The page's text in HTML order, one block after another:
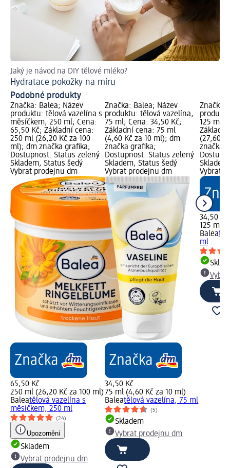
Jaký je návod na DIY tělové mléko?
Hydratace pokožky na míru
Podobné produkty
Značka: Balea; Název
produktu: tělová vazelína s
měsíčkem, 250 ml; Cena:
65,50 Kč; Základní cena:
250 ml (26,20 Kč za 100
ml); dm značka grafika;
Dostupnost: Status zelený
Skladem, Status šedý
Vybrat prodejnu dm
65,50 Kč
250 ml (26,20 Kč za 100 ml)
Baleatělová vazelína s
měsíčkem, 250 ml
(24)
Upozornění
Skladem
Vybrat prodejnu dm
Značka: Balea; Název
produktu: tělová vazelína,
75 ml; Cena: 34,50 Kč;
Základní cena: 75 ml
(4,60 Kč za 10 ml); dm
značka grafika;
Dostupnost: Status zelený
Skladem, Status šedý
Vybrat prodejnu dm
34,50 Kč
75 ml (4,60 Kč za 10 ml)
Baleatělová vazelína, 75 ml
(5)
Skladem
Vybrat prodejnu dm
Značka:
125 ml;
(27,60
značka
Vybrat
34,50 Kč
125 ml
Balea
ml